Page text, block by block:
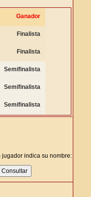
Ganador
Finalista
Finalista
Semifinalista
Semifinalista
Semifinalista
jugador indica su nombre: